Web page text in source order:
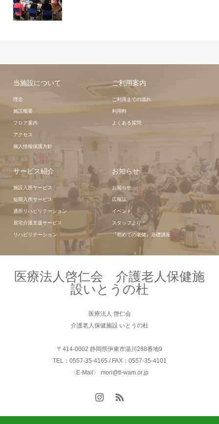
当施設について
理念
施設概要
フロア案内
アクセス
個人情報保護方針
ご利用案内
ご利用までの流れ
利用料
よくある質問
サービス紹介
施設入所サービス
短期入所サービス
通所リハビリテーション
居宅介護支援サービス
リハビリテーション
お知らせ
お知らせ
広報誌
イベント
スタッフより
『初めての老健』基礎講座
医療法人啓仁会 介護老人保健施
設いとうの杜
医療法人 啓仁会
介護老人保健施設 いとうの杜
〒414-0002 静岡県伊東市湯川288番地9
TEL：0557-35-4165 / FAX：0557-35-4101
〈E-Mail〉 mori@tl-wam.or.jp